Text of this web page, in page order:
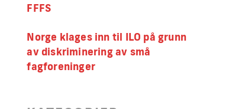
FFFS
Norge klages inn til ILO på grunn
av diskriminering av små
fagforeninger